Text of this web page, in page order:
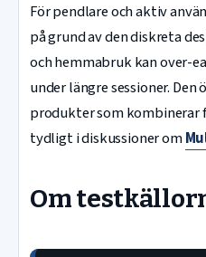
För pendlare och aktiv
på grund av den diskreta
och hemmabruk kan over-
under längre sessioner.
produkter som kombinerar
tydligt i diskussioner om
Om